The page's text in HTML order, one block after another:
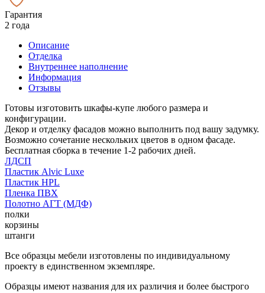
Гарантия
2 года
Описание
Отделка
Внутреннее наполнение
Информация
Отзывы
Готовы изготовить шкафы-купе любого размера и
конфигурации.
Декор и отделку фасадов можно выполнить под вашу задумку.
Возможно сочетание нескольких цветов в одном фасаде.
Бесплатная сборка в течение 1-2 рабочих дней.
ЛДСП
Пластик Alvic Luxe
Пластик HPL
Пленка ПВХ
Полотно АГТ (МДФ)
полки
корзины
штанги
Все образцы мебели изготовлены по индивидуальному
проекту в единственном экземпляре.
Образцы имеют названия для их различия и более быстрого